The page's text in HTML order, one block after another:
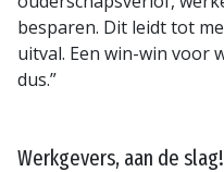
besparen. Dit leidt tot
uitval. Een win-win voor
dus.”
Werkgevers, aan de slag!